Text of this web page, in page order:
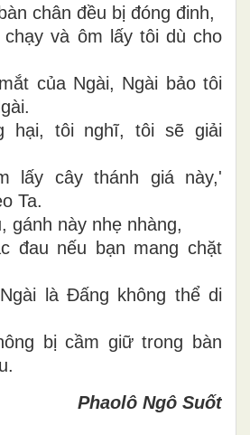
chân đều bị đóng đinh,
chạy và ôm lấy tôi dù cho
của Ngài, Ngài bảo tôi
hại, tôi nghĩ, tôi sẽ giải
lấy cây thánh giá này,'
Ta.
gánh này nhẹ nhàng,
đau nếu bạn mang chặt
là Đấng không thể di
bị cầm giữ trong bàn
Phaolô Ngô Suốt